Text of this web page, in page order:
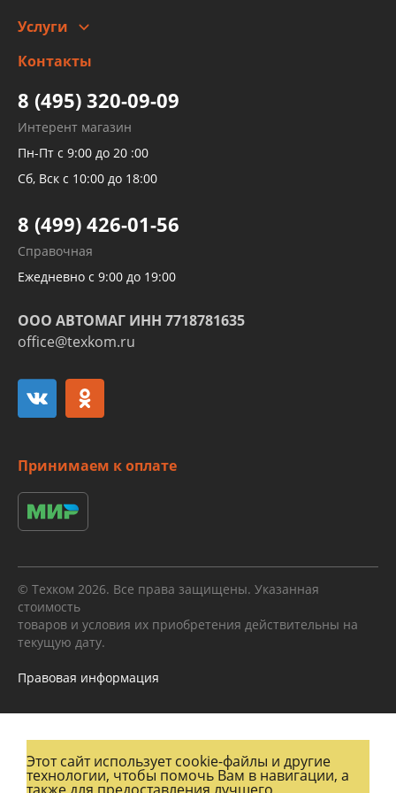
Заправка кондиционера авто
Детейлинг
Услуги
высокого давления
Тормозных трубок
Рукавов гидроусилителей
Рукавов компрессоров и турбин
Трубок кондиционеров
Развертка пайка медных стальных
алюминиевых трубок и штуцеров
Контакты
8 (495) 320-09-09
Интерент магазин
Пн-Пт с 9:00 до 20 :00
Сб, Вск с 10:00 до 18:00
8 (499) 426-01-56
Справочная
Ежедневно с 9:00 до 19:00
ООО АВТОМАГ ИНН 7718781635
office@texkom.ru
Принимаем к оплате
© Техком 2026. Все права защищены. Указанная
стоимость
товаров и условия их приобретения действительны на
текущую дату.
Правовая информация
Этот сайт использует cookie-файлы и другие
технологии, чтобы помочь Вам в навигации, а